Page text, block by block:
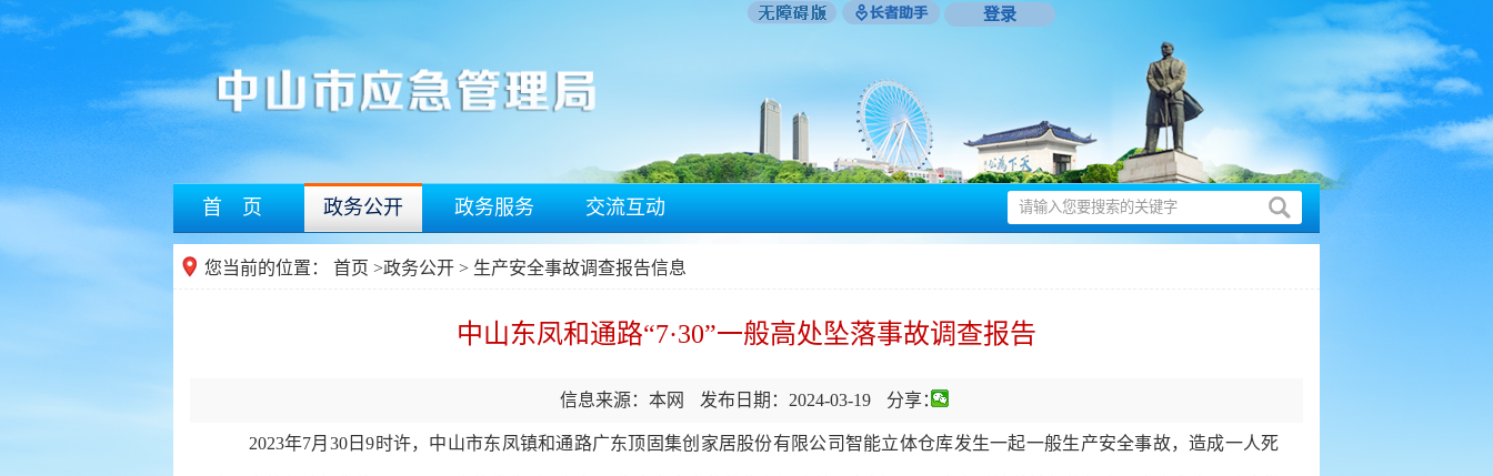
登录
首 页 政务公开 政务服务 交流互动
您当前的位置： 首页 >政务公开 > 生产安全事故调查报告信息
中山东凤和通路“7·30”一般高处坠落事故调查报告
信息来源：本网 发布日期：2024-03-19 分享：
2023年7月30日9时许， 中山市东凤镇和通路广东顶固集创家居股份有限公司智能立体仓库发生一起一般生产安全事故，造成一人死